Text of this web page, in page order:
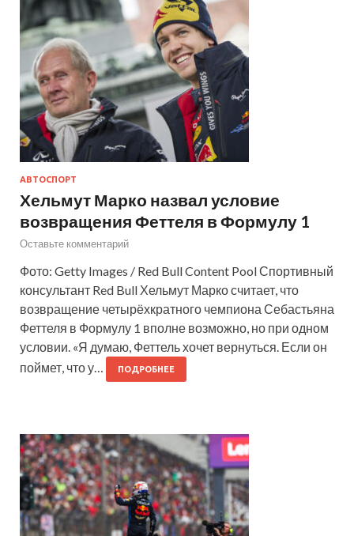
АВТОСПОРТ
Хельмут Марко назвал условие
возвращения Феттеля в Формулу 1
Оставьте комментарий
Фото: Getty Images / Red Bull Content Pool Спортивный
консультант Red Bull Хельмут Марко считает, что
возвращение четырёхкратного чемпиона Себастьяна
Феттеля в Формулу 1 вполне возможно, но при одном
условии. «Я думаю, Феттель хочет вернуться. Если он
поймет, что у…
ПОДРОБНЕЕ